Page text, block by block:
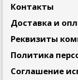
Контакты
Доставка и
Реквизиты
Политика
Соглашение